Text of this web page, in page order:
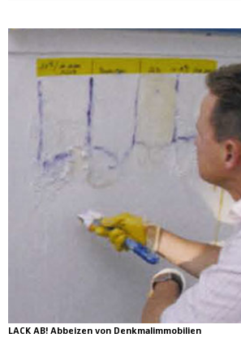
LACK AB! Abbeizen von Denkmalimmobilien